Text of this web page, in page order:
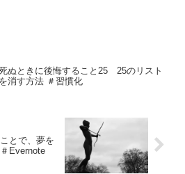
ぬときに後悔すること25 25のリスト
を消す方法 ＃習慣化
とで、夢を
Evernote